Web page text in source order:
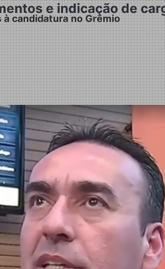
e indicação de
candidatura no Grêmio